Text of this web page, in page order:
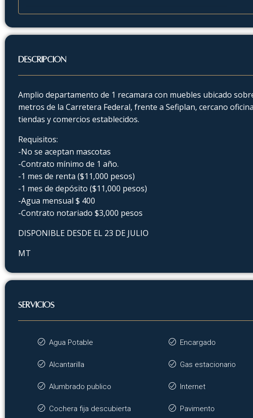
Descripción
Amplio departamento de 1 recamara con muebles ubicado
metros de la Carretera Federal, frente a Sefiplan, cercano
tiendas y comercios establecidos.
Requisitos:
-No se aceptan mascotas
-Contrato mínimo de 1 año.
-1 mes de renta ($11,000 pesos)
-1 mes de depósito ($11,000 pesos)
-Agua mensual $ 400
-Contrato notariado $3,000 pesos
DISPONIBLE DESDE EL 23 DE JULIO
MT
SERVICIOS
Agua Potable
Alcantarilla
Alumbrado publico
Cochera fija descubierta
Encargado
Gas estacionario
Internet
Pavimento